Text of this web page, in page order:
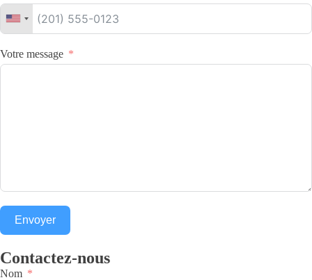
Votre message
Envoyer
Contactez-nous
Nom